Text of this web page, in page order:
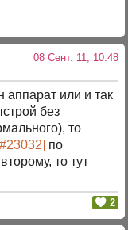
08 Сент. 11, 10:48
аппарат или и так
без
то
по
то тут
2